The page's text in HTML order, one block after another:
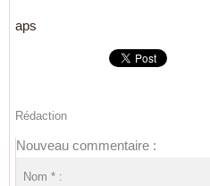
aps
Rédaction
Nouveau commentaire :
Nom * :